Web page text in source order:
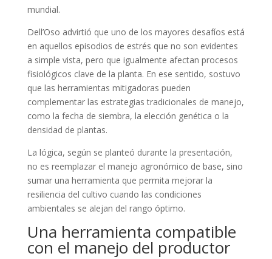
mundial.
Dell’Oso advirtió que uno de los mayores desafíos está
en aquellos episodios de estrés que no son evidentes
a simple vista, pero que igualmente afectan procesos
fisiológicos clave de la planta. En ese sentido, sostuvo
que las herramientas mitigadoras pueden
complementar las estrategias tradicionales de manejo,
como la fecha de siembra, la elección genética o la
densidad de plantas.
La lógica, según se planteó durante la presentación,
no es reemplazar el manejo agronómico de base, sino
sumar una herramienta que permita mejorar la
resiliencia del cultivo cuando las condiciones
ambientales se alejan del rango óptimo.
Una herramienta compatible
con el manejo del productor